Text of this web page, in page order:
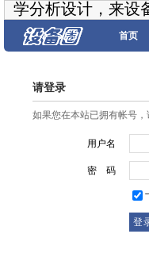
学分析设计，来设
首页
请登录
如果您在本站已拥有帐号
用户名
密 码